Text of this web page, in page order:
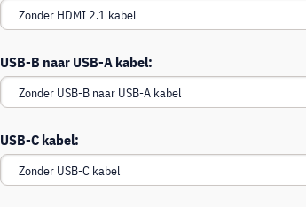
USB-B naar USB-A kabel:
USB-C kabel: